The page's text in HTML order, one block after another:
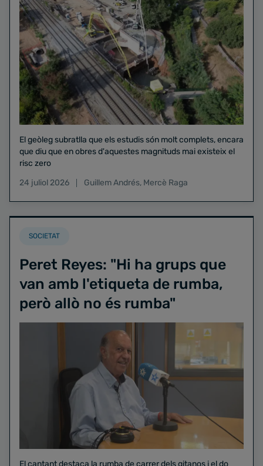
El geòleg subratlla que els estudis són molt complets, encara
que diu que en obres d'aquestes magnituds mai existeix el
risc zero
24 juliol 2026
Guillem Andrés, Mercè Raga
SOCIETAT
Peret Reyes: "Hi ha grups que
van amb l'etiqueta de rumba,
però allò no és rumba"
El cantant destaca la rumba de carrer dels gitanos i el do